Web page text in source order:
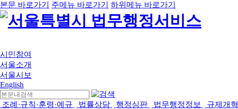
본문 바로가기 주메뉴 바로가기 하위메뉴 바로가기
시민참여
서울소개
서울시보
English
조례·규칙·훈령·예규 법률상담 행정심판 법무행정정보 규제개혁